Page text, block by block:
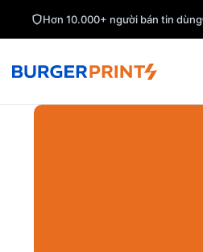
Hơn 10.000+ người bán tin dùng